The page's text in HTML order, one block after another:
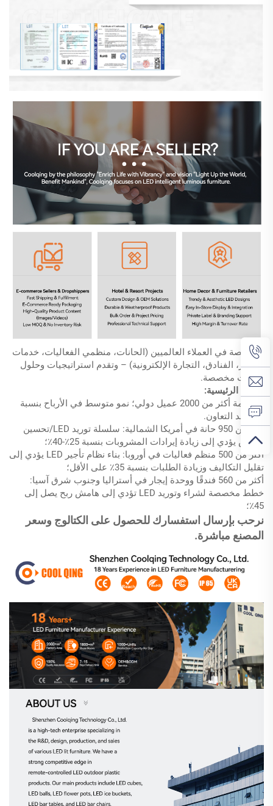
متخصصة في العملاء العالميين (الحانات، منظمي الفعاليات، خدمات
التأجير، الفنادق، التجارة الإلكترونية) – وتقدم استراتيجيات وحلول
مبيعات مخصصة.
النتائج الرئيسية:
تم خدمة أكثر من 2000 عميل دولي؛ نمو متوسط ​​في الأرباح بنسبة
30٪ بعد التعاون.
أكثر من 950 حانة في أمريكا الشمالية: سلسلة توريد LED/تحسين
العرض يؤدي إلى زيادة إيرادات المشروبات بنسبة 25٪-40٪؛
أكثر من 500 منظم فعاليات في أوروبا: بناء نظام تأجير LED يؤدي إلى
تقليل التكاليف وزيادة الطلبات بنسبة 35٪ على الأقل؛
أكثر من 560 فندقًا ووحدة إيجار في أستراليا وجنوب شرق آسيا:
خطط مخصصة لشراء وتوريد LED تؤدي إلى هامش ربح يصل إلى
45٪؛
نرحب بإرسال استفسارك للحصول على الكتالوج وسعر
المصنع مباشرة.